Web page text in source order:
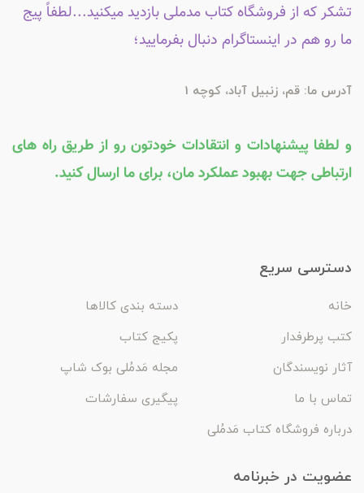
تشکر که از فروشگاه کتاب مدملی بازدید میکنید...لطفاً پیج
ما رو هم در اینستاگرام دنبال بفرمایید؛
آدرس ما: قم، زنبیل آباد، کوچه 1
و لطفا پیشنهادات و انتقادات خودتون رو از طریق راه های
ارتباطی جهت بهبود عملکرد مان، برای ما ارسال کنید.
دسترسی سریع
خانه
دسته بندی کالاها
کتب پرطرفدار
پکیج کتاب
آثار نویسندگان
مجله مَدمُلی بوک شاپ
تماس با ما
پیگیری سفارشات
درباره فروشگاه کتاب مَدمُلی
عضویت در خبرنامه